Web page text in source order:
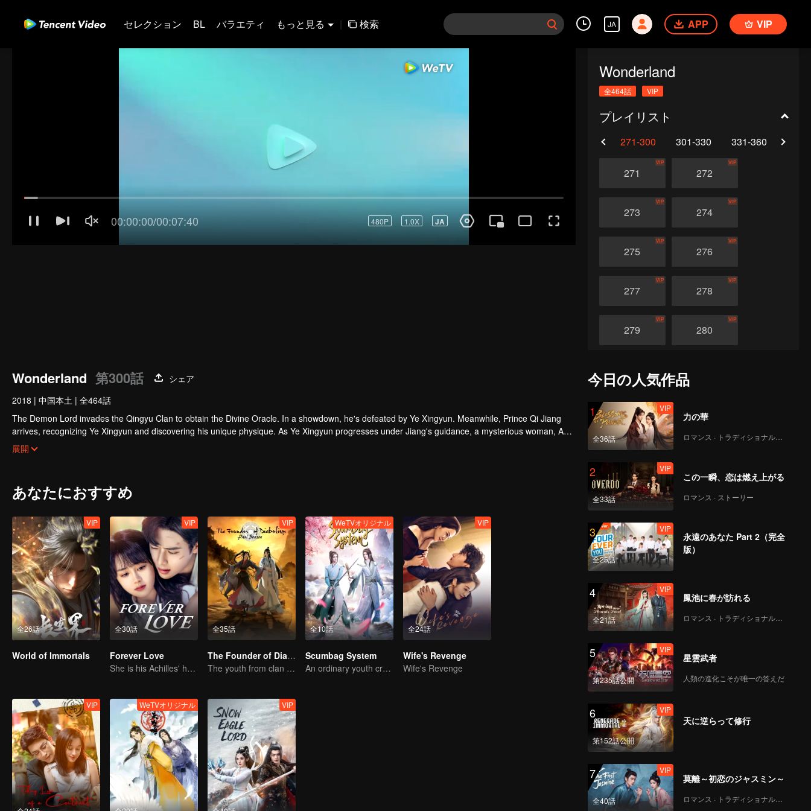
セレクション BL バラエティ もっと見る | 検索 JA APP VIP
Wonderland
全464話 VIP
プレイリスト
91-120 271-300 301-330 331-360
271
VIP
272
VIP
273
VIP
274
VIP
275
VIP
276
VIP
277
VIP
278
VIP
279
VIP
280
VIP
283
285
VIP VIP
287
VIP VIP
289
291
VIP
293
VIP
294
VIP
295
VIP
297
VIP
298
299
VIP
300
Wonderland 第300話
シェア
2018 | 中国本土 | 全464話
The Demon Lord invades the Qingyu Clan to obtain the Divine Oracle. In a showdown, he's defeated by Ye Xingyun. Meanwhile, Prince Qi Jiang
arrives, recognizing Ye Xingyun and discovering his unique physique. As Ye Xingyun progresses under Jiang's guidance, a mysterious woman, An
Yun, appears and entangles herself in the feud between the Demon Lord and Ye Xingyun.
展開
あなたにおすすめ
全26話
VIP
World of Immortals
全30話
VIP
Forever Love
She is his Achilles' heel and his armor
全35話
VIP
The Founder of Diabolism
The youth from clan of cultivators killed the devils for the others
全10話
WeTVオリジナル
Scumbag System
An ordinary youth crossing as a villain into the book and abusing the hero!
全24話
VIP
Wife's Revenge
Wife's Revenge
VIP WeTVオリジナル VIP
今日の人気作品
1
全36話
VIP
力の華
ロマンス · トラディショナル・コスチューム
2
全33話
VIP
この一瞬、恋は燃え上がる
ロマンス · ストーリー
3
全25話
VIP
永遠のあなた Part 2（完全
版）
4
全21話
VIP
鳳池に春が訪れる
ロマンス · トラディショナル・コスチューム
5
第235話公開
VIP
星雲武者
人類の進化こそが唯一の答えだ
6
第152話公開
VIP
天に逆らって修行
7
全40話
VIP
莫離～初恋のジャスミン～
ロマンス · トラディショナル・コスチューム